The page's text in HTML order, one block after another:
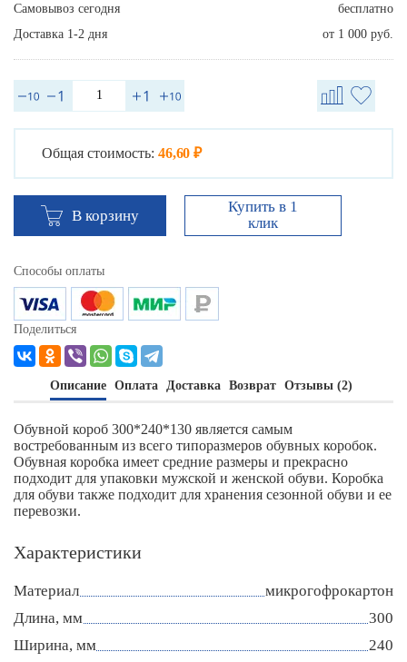
Самовывоз сегодня
бесплатно
Доставка 1-2 дня
от 1 000 руб.
Общая стоимость: 46,60 ₽
В корзину
Купить в 1
клик
Способы оплаты
Поделиться
Описание Оплата Доставка Возврат Отзывы (2)
Обувной короб 300*240*130 является самым
востребованным из всего типоразмеров обувных коробок.
Обувная коробка имеет средние размеры и прекрасно
подходит для упаковки мужской и женской обуви. Коробка
для обуви также подходит для хранения сезонной обуви и ее
перевозки.
Характеристики
Материал
микрогофрокартон
Длина, мм
300
Ширина, мм
240